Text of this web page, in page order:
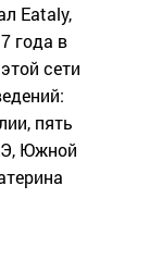
Eataly,
года в
сети
пять
Южной